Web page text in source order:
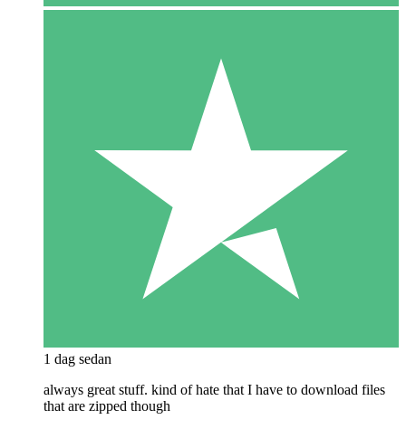
1 dag sedan
always great stuff. kind of hate that I have to download files
that are zipped though